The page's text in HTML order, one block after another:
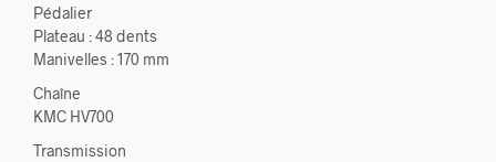
Pédalier
Plateau : 48 dents
Manivelles : 170 mm
Chaîne
KMC HV700
Transmission